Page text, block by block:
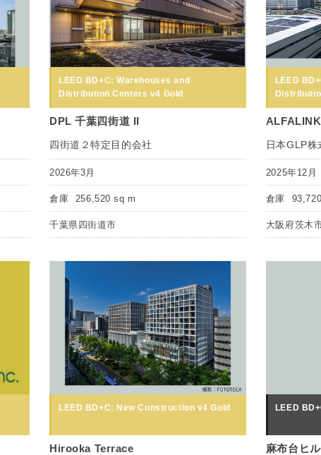
LEED BD+C: Warehouses and
Distribution Centers v4 Gold
DPL 千葉四街道 II
四街道２特定目的会社
2026年3月
倉庫 256,520 sq m
千葉県四街道市
LEED
日本GLP株
2025年12月
倉庫
大阪府茨木
LEED BD+C: New Construction v4 Gold
Hirooka Terrace
LEED
麻布台ヒ